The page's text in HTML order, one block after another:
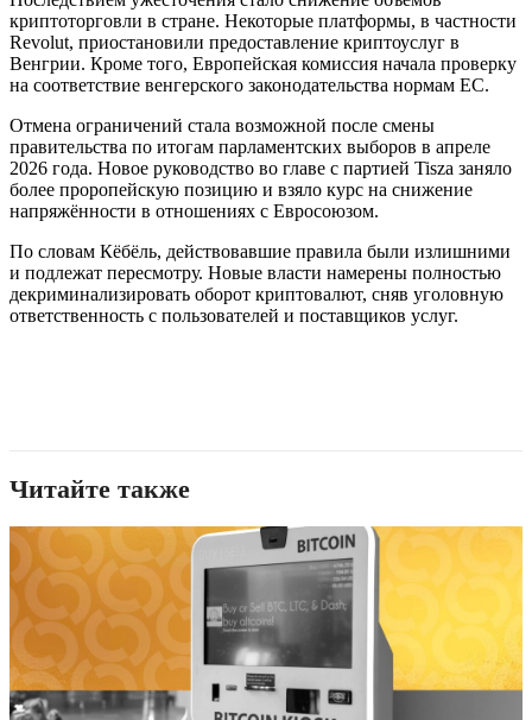
криптоторговли в стране. Некоторые платформы, в частности
Revolut, приостановили предоставление криптоуслуг в
Венгрии. Кроме того, Европейская комиссия начала проверку
на соответствие венгерского законодательства нормам ЕС.
Отмена ограничений стала возможной после смены
правительства по итогам парламентских выборов в апреле
2026 года. Новое руководство во главе с партией Tisza заняло
более проропейскую позицию и взяло курс на снижение
напряжённости в отношениях с Евросоюзом.
По словам Кёбёль, действовавшие правила были излишними
и подлежат пересмотру. Новые власти намерены полностью
декриминализировать оборот криптовалют, сняв уголовную
ответственность с пользователей и поставщиков услуг.
Читайте также